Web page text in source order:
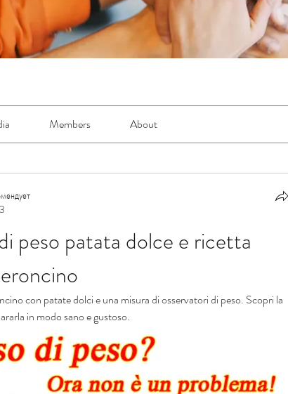
Members About
peso patata dolce e ricetta
con patate dolci e una misura di osservatori di peso. Scopri la
in modo sano e gustoso.